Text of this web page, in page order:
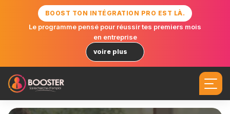
BOOST TON INTÉGRATION PRO EST LÀ.
Le programme pensé pour réussir tes premiers mois
en entreprise
voire plus